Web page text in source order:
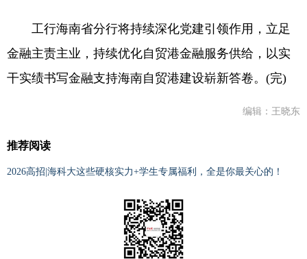
工行海南省分行将持续深化党建引领作用，立足
金融主责主业，持续优化自贸港金融服务供给，以实
干实绩书写金融支持海南自贸港建设崭新答卷。(完)
编辑：王晓东
推荐阅读
2026高招|海科大这些硬核实力+学生专属福利，全是你最关心的！